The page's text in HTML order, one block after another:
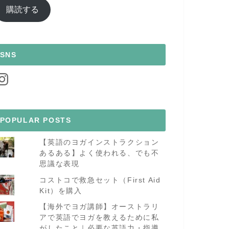
購読する
SNS
POPULAR POSTS
【英語のヨガインストラクション
あるある】よく使われる、でも不
思議な表現
コストコで救急セット（First Aid
Kit）を購入
【海外でヨガ講師】オーストラリ
アで英語でヨガを教えるために私